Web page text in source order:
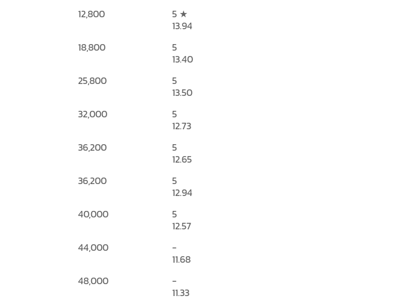
12,800
5 ★
13.94
18,800
5
13.40
25,800
5
13.50
32,000
5
12.73
36,200
5
12.65
36,200
5
12.94
40,000
5
12.57
44,000
-
11.68
48,000
-
11.33